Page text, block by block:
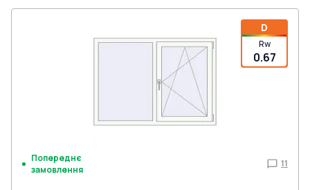
D
Rw
0.67
Попереднє
замовлення
11